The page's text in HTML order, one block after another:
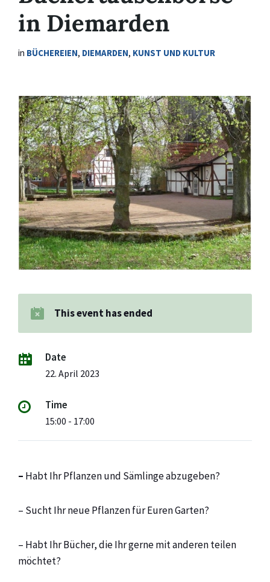
in Diemarden
in BÜCHEREIEN, DIEMARDEN, KUNST UND KULTUR
This event has ended
Date
22. April 2023
Time
15:00 - 17:00
– Habt Ihr Pflanzen und Sämlinge abzugeben?
– Sucht Ihr neue Pflanzen für Euren Garten?
– Habt Ihr Bücher, die Ihr gerne mit anderen teilen
möchtet?